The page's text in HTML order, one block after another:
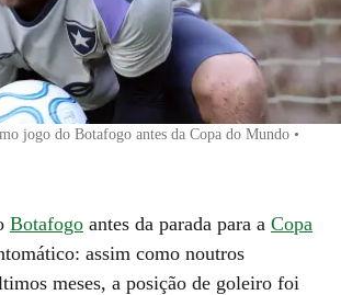
jogo do Botafogo antes da Copa do Mundo •
Botafogo antes da parada para a Copa
assim como noutros
meses, a posição de goleiro foi